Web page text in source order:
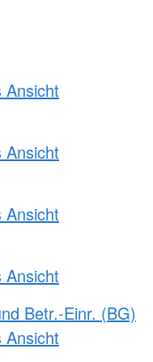
Ansicht
Ansicht
Ansicht
Ansicht
Betr.-Einr. (BG)
Ansicht